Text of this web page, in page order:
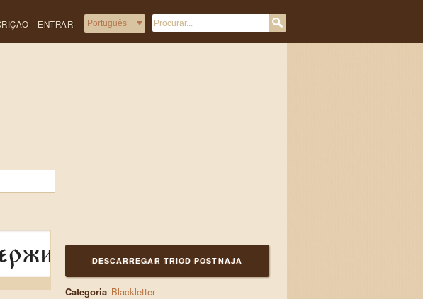
ENTRAR
DESCARREGAR TRIOD POSTNAJA
Categoria Blackletter